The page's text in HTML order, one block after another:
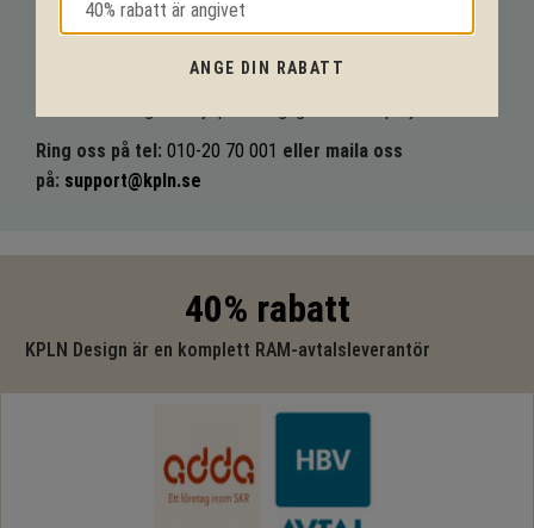
VI HJÄLPER DIG HELA VÄGEN!
Med vår mångåriga kunskap från produkter till säkerhet och
Ring oss på tel: 010-20 70 001 eller maila oss
på: support@kpln.se
40% rabatt
KPLN Design är en komplett RAM-avtalsleverantör
ANGE DIN RABATT